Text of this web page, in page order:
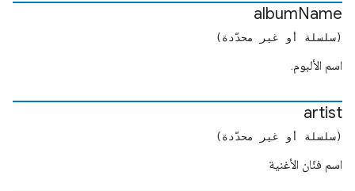
albumName
(سلسلة أو غير محدّدة)
اسم الألبوم.
artist
(سلسلة أو غير محدّدة)
اسم فنّان الأغنية